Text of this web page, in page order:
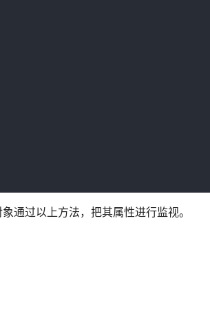
通过以上方法，把其属性进行监视。